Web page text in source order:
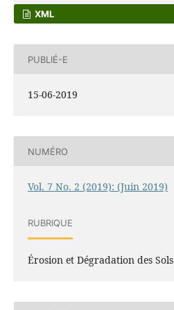
XML
PUBLIÉ-E
15-06-2019
NUMÉRO
Vol. 7 No. 2 (2019): (Juin 2019)
RUBRIQUE
Érosion et Dégradation des Sols